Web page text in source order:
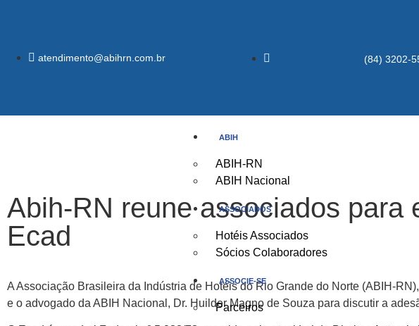
atendimento@abihrn.com.br (84) 3202-
ABIH
ABIH-RN
ABIH Nacional
ASSOCIADOS
Hotéis Associados
Sócios Colaboradores
ASSOCIE-SE
Parceiros
Abih-RN reune associados para
Ecad
A Associação Brasileira da Indústria de Hotéis do Rio Grande do Norte (ABIH-
e o advogado da ABIH Nacional, Dr. Huilder Magno de Souza para discutir a